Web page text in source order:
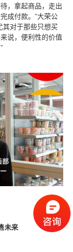
，拿起商品，走出
成付款。”大荣公
其对于那些只想买
说，便利性的价值
未来